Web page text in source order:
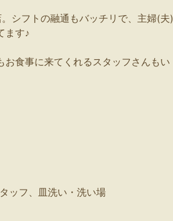
シフトの融通もバッチリで、主婦(夫)
ます♪
食事に来てくれるスタッフさんもい
ッフ、皿洗い・洗い場